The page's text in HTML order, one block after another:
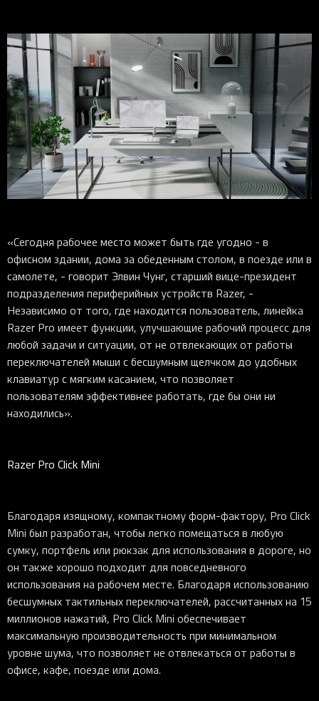
«Сегодня рабочее место может быть где угодно - в
офисном здании, дома за обеденным столом, в поезде или в
самолете, - говорит Элвин Чунг, старший вице-президент
подразделения периферийных устройств Razer, -
Независимо от того, где находится пользователь, линейка
Razer Pro имеет функции, улучшающие рабочий процесс для
любой задачи и ситуации, от не отвлекающих от работы
переключателей мыши с бесшумным щелчком до удобных
клавиатур с мягким касанием, что позволяет
пользователям эффективнее работать, где бы они ни
находились».
Razer Pro Click Mini
Благодаря изящному, компактному форм-фактору, Pro Click
Mini был разработан, чтобы легко помещаться в любую
сумку, портфель или рюкзак для использования в дороге, но
он также хорошо подходит для повседневного
использования на рабочем месте. Благодаря использованию
бесшумных тактильных переключателей, рассчитанных на 15
миллионов нажатий, Pro Click Mini обеспечивает
максимальную производительность при минимальном
уровне шума, что позволяет не отвлекаться от работы в
офисе, кафе, поезде или дома.